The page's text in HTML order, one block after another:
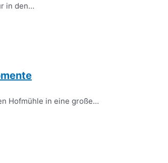
in den…
Hofmühle in eine große…